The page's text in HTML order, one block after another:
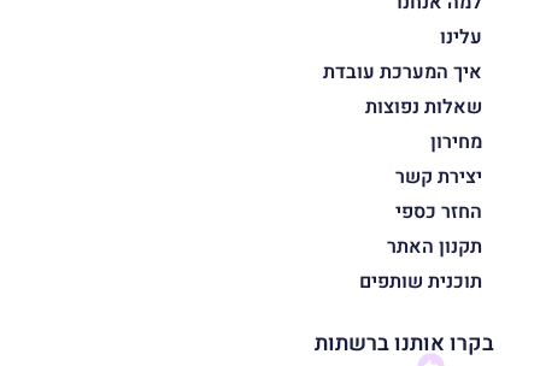
עלינו
איך המערכת עובדת
שאלות נפוצות
מחירון
יצירת קשר
החזר כספי
תקנון האתר
תוכנית שותפים
בקרו אותנו ברשתות